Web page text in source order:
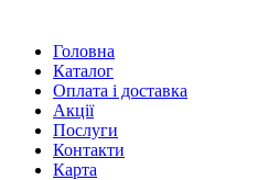
Головна
Каталог
Оплата і доставка
Акції
Послуги
Контакти
Карта